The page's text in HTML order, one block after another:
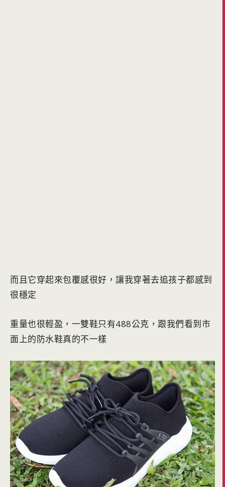
而且它穿起來包覆感很好，讓我穿著去追孩子都感到
很穩定
重量也很輕盈，一雙鞋只有488公克，跟我們看到市
面上的防水鞋真的不一樣